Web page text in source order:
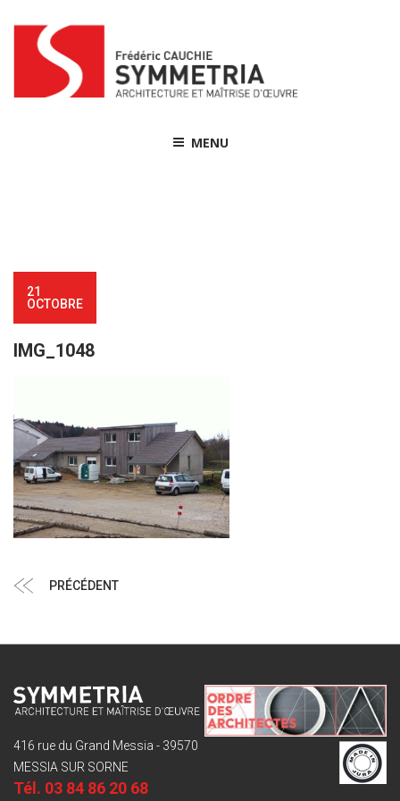
content
MENU
21
OCTOBRE
IMG_1048
de
Article
PRÉCÉDENT
416 rue du Grand Messia - 39570
MESSIA SUR SORNE
Tél. 03 84 86 20 68